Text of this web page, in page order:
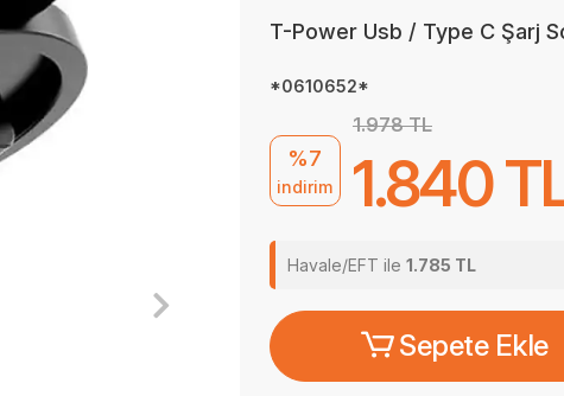
T-Power Usb / Type C Şarj
*0610652*
%7
indirim
1.978 TL
1.840
Havale/EFT ile 1.785 TL
Sepete Ekle